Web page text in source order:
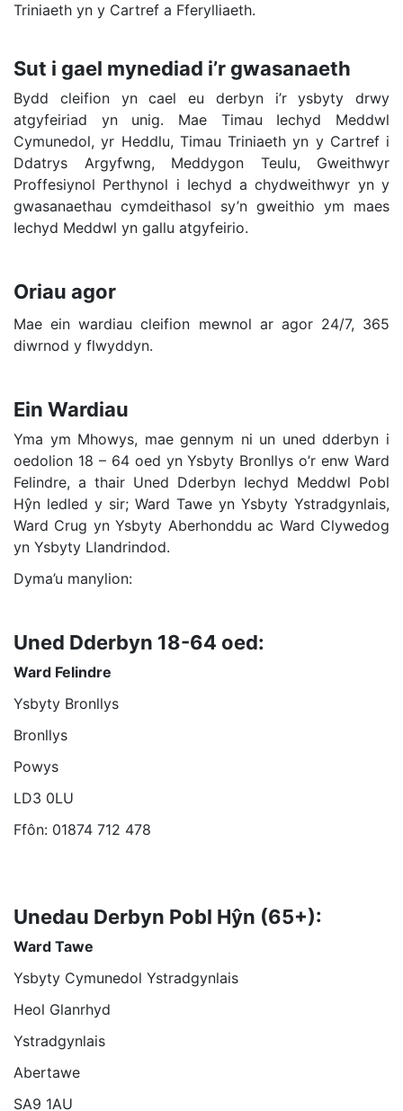
Triniaeth yn y Cartref a Fferylliaeth.
Sut i gael mynediad i’r gwasanaeth
Bydd cleifion yn cael eu derbyn i’r ysbyty drwy
atgyfeiriad yn unig. Mae Timau Iechyd Meddwl
Cymunedol, yr Heddlu, Timau Triniaeth yn y Cartref i
Ddatrys Argyfwng, Meddygon Teulu, Gweithwyr
Proffesiynol Perthynol i Iechyd a chydweithwyr yn y
gwasanaethau cymdeithasol sy’n gweithio ym maes
Iechyd Meddwl yn gallu atgyfeirio.
Oriau agor
Mae ein wardiau cleifion mewnol ar agor 24/7, 365
diwrnod y flwyddyn.
Ein Wardiau
Yma ym Mhowys, mae gennym ni un uned dderbyn i
oedolion 18 – 64 oed yn Ysbyty Bronllys o’r enw Ward
Felindre, a thair Uned Dderbyn Iechyd Meddwl Pobl
Hŷn ledled y sir; Ward Tawe yn Ysbyty Ystradgynlais,
Ward Crug yn Ysbyty Aberhonddu ac Ward Clywedog
yn Ysbyty Llandrindod.
Dyma’u manylion:
Uned Dderbyn 18-64 oed:
Ward Felindre
Ysbyty Bronllys
Bronllys
Powys
LD3 0LU
Ffôn: 01874 712 478
Unedau Derbyn Pobl Hŷn (65+):
Ward Tawe
Ysbyty Cymunedol Ystradgynlais
Heol Glanrhyd
Ystradgynlais
Abertawe
SA9 1AU